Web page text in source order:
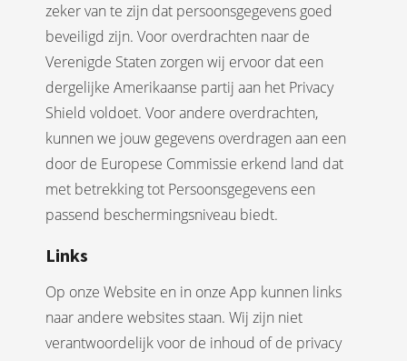
zeker van te zijn dat persoonsgegevens goed
beveiligd zijn. Voor overdrachten naar de
Verenigde Staten zorgen wij ervoor dat een
dergelijke Amerikaanse partij aan het Privacy
Shield voldoet. Voor andere overdrachten,
kunnen we jouw gegevens overdragen aan een
door de Europese Commissie erkend land dat
met betrekking tot Persoonsgegevens een
passend beschermingsniveau biedt.
Links
Op onze Website en in onze App kunnen links
naar andere websites staan. Wij zijn niet
verantwoordelijk voor de inhoud of de privacy